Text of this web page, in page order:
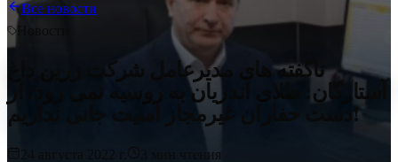
Все новости
ناگفته های مدیرعامل شرکت زرین داغ
آستارگان: طلای اندریان به روسیه نمی رود/ از
دست حفاران غیرمجاز امنیت جانی نداریم!
мин чтения